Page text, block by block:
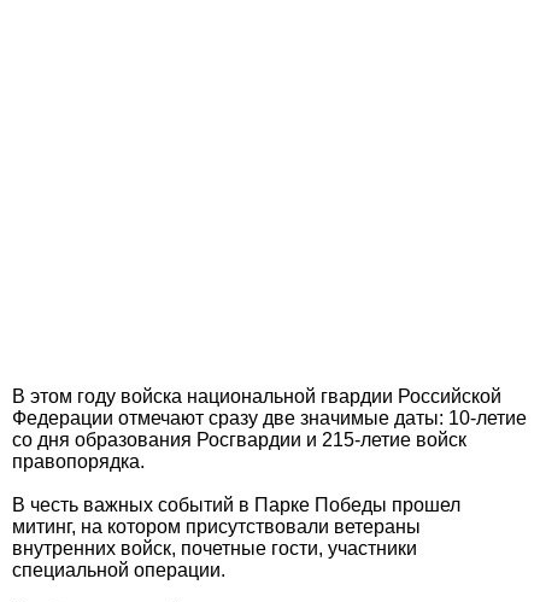
В этом году войска национальной гвардии Российской
Федерации отмечают сразу две значимые даты: 10-летие
со дня образования Росгвардии и 215-летие войск
правопорядка.
В честь важных событий в Парке Победы прошел
митинг, на котором присутствовали ветераны
внутренних войск, почетные гости, участники
специальной операции.